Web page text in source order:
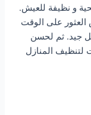
و نظيفة للعيش.
على الوقت
جيد. ثم لحسن
المنازل